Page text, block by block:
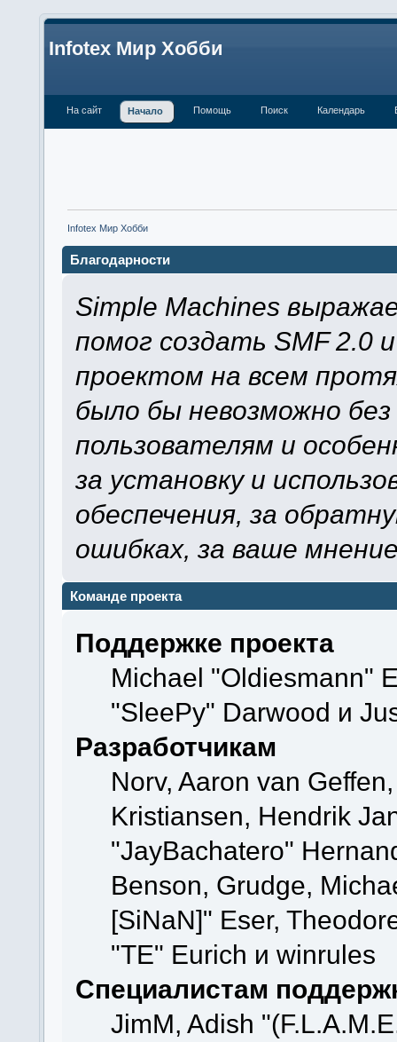
Infotex Мир Хобби
На сайт Начало Помощь Поиск Календарь
Infotex Мир Хобби
Благодарности
Simple Machines
помог создать SMF 2.0
проектом на всем
было бы невозможно
пользователям и
за установку и
обеспечения, за
ошибках, за ваше
Команде проекта
Поддержке проекта
Michael "Oldiesmann"
"SleePy" Darwood и
Разработчикам
Norv, Aaron van
Kristiansen, Hendrik
"JayBachatero"
Benson, Grudge,
[SiNaN]" Eser,
"TE" Eurich и winrules
Специалистам
JimM, Adish